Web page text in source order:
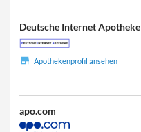
Deutsche Internet Apotheke
Apothekenprofil ansehen
apo.com